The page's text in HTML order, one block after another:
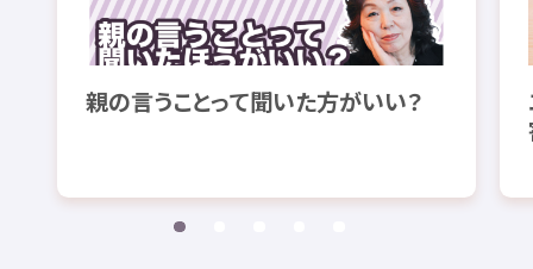
親の言うことって聞いた方がいい？